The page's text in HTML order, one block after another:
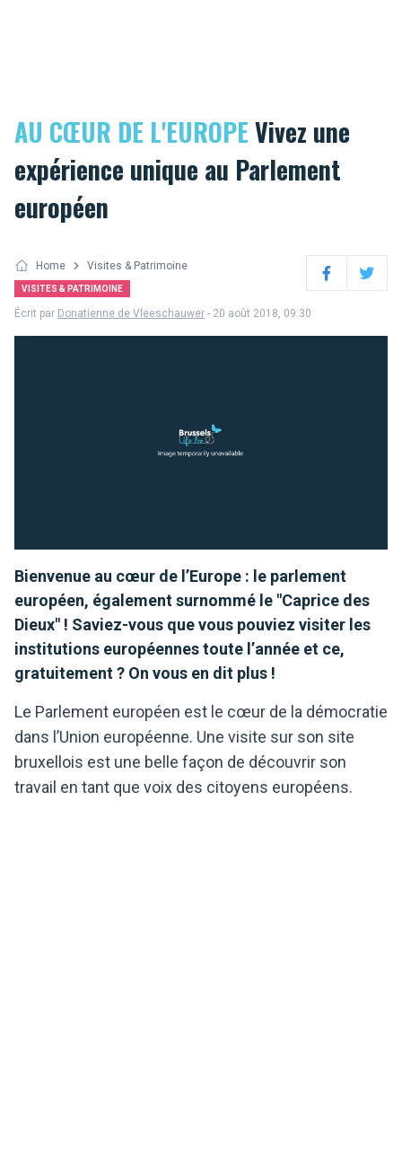
AU CŒUR DE L'EUROPEVivez une
expérience unique au Parlement
européen
Home Visites & Patrimoine
VISITES & PATRIMOINE FacebookTwitter
Écrit par Donatienne de Vleeschauwer - 20 août 2018, 09:30
Bienvenue au cœur de l’Europe : le parlement
européen, également surnommé le "Caprice des
Dieux" ! Saviez-vous que vous pouviez visiter les
institutions européennes toute l’année et ce,
gratuitement ? On vous en dit plus !
Le Parlement européen est le cœur de la démocratie
dans l’Union européenne. Une visite sur son site
bruxellois est une belle façon de découvrir son
travail en tant que voix des citoyens européens.